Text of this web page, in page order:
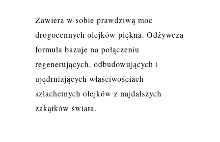
Zawiera w sobie prawdziwą moc
drogocennych olejków piękna. Odżywcza
formuła bazuje na połączeniu
regenerujących, odbudowujących i
ujędrniających właściwościach
szlachetnych olejków z najdalszych
zakątków świata.